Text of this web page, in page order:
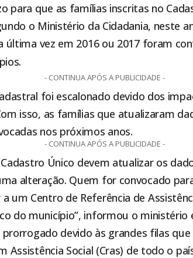
para que as famílias inscritas no
o Ministério da Cidadania, neste
última vez em 2016 ou 2017 foram
- CONTINUA APÓS A PUBLICIDADE -
foi escalonado devido dos
isso, as famílias que atualizaram
nos próximos anos.
- CONTINUA APÓS A PUBLICIDADE -
Único devem atualizar os
alteração. Quem for convocado
um Centro de Referência de
do município”, informou o ministério
prorrogado devido às grandes filas
Assistência Social (Cras) de todo o